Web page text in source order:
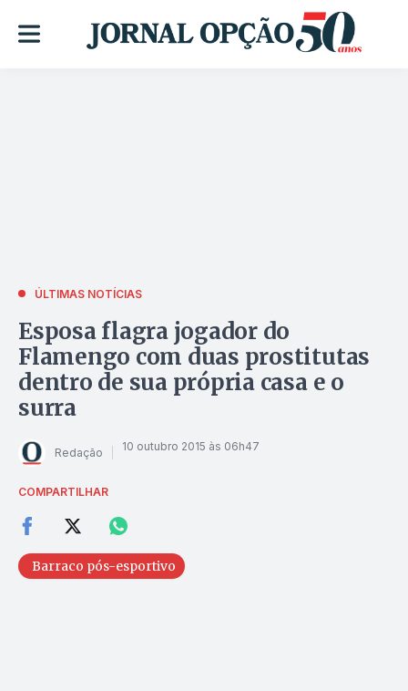
ÚLTIMAS NOTÍCIAS
Esposa flagra jogador do
Flamengo com duas prostitutas
dentro de sua própria casa e o
surra
Redação 10 outubro 2015 às 06h47
COMPARTILHAR
Barraco pós-esportivo